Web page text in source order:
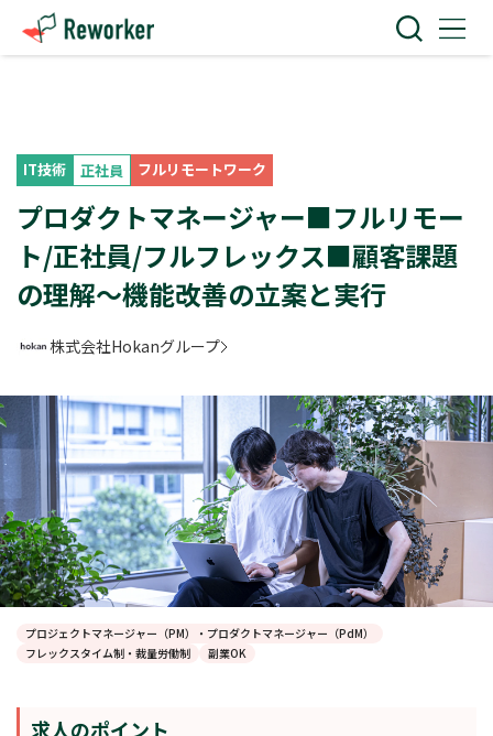
IT技術 正社員 フルリモートワーク
プロダクトマネージャー■フルリモー
ト/正社員/フルフレックス■顧客課題
の理解〜機能改善の立案と実行
株式会社Hokanグループ
プロジェクトマネージャー（PM）・プロダクトマネージャー（PdM）
フレックスタイム制・裁量労働制
副業OK
求人のポイント